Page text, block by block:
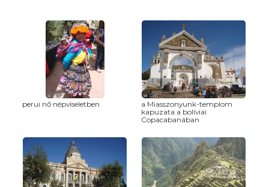
perui nő népviseletben
a Miasszonyunk-templom
kapuzata a bolíviai
Copacabanában